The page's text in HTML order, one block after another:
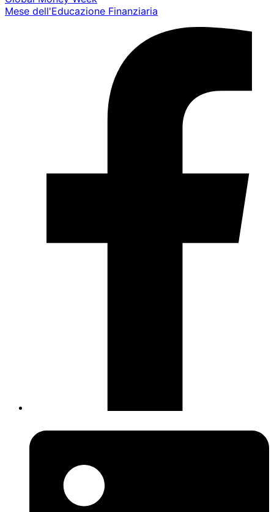
Mese dell'Educazione Finanziaria